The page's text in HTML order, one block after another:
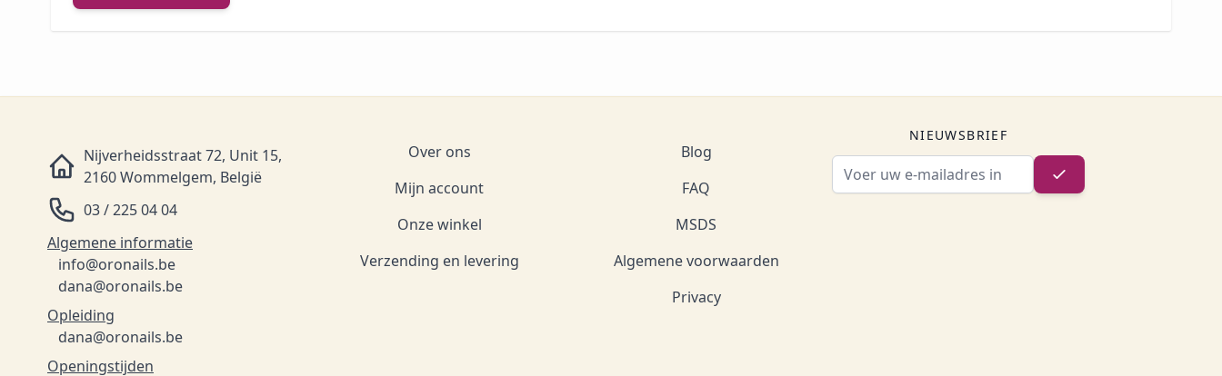
Nijverheidsstraat 72, Unit 15,
2160 Wommelgem, België
03 / 225 04 04
Algemene informatie
info@oronails.be
dana@oronails.be
Opleiding
dana@oronails.be
Openingstijden
Over ons
Mijn account
Onze winkel
Verzending en levering
Blog
FAQ
MSDS
Algemene voorwaarden
Privacy
NIEUWSBRIEF
E-mailadres